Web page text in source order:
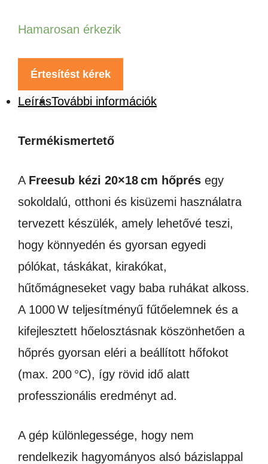
Hamarosan érkezik
Értesítést kérek
LeírásTovábbi információk
Termékismertető
A Freesub kézi 20×18cm hőprés egy
sokoldalú, otthoni és kisüzemi használatra
tervezett készülék, amely lehetővé teszi,
hogy könnyedén és gyorsan egyedi
pólókat, táskákat, kirakókat,
hűtőmágneseket vagy baba ruhákat alkoss.
A 1000 W teljesítményű fűtőelemnek és a
kifejlesztett hőelosztásnak köszönhetően a
hőprés gyorsan eléri a beállított hőfokot
(max. 200 °C), így rövid idő alatt
professzionális eredményt ad.
A gép különlegessége, hogy nem
rendelkezik hagyományos alsó bázislappal